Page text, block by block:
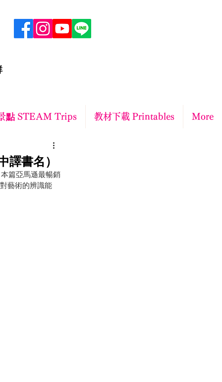
點 STEAM Trips 教材下載 Printables More
譯書名）
篇亞馬遜最暢銷
藝術的辨識能